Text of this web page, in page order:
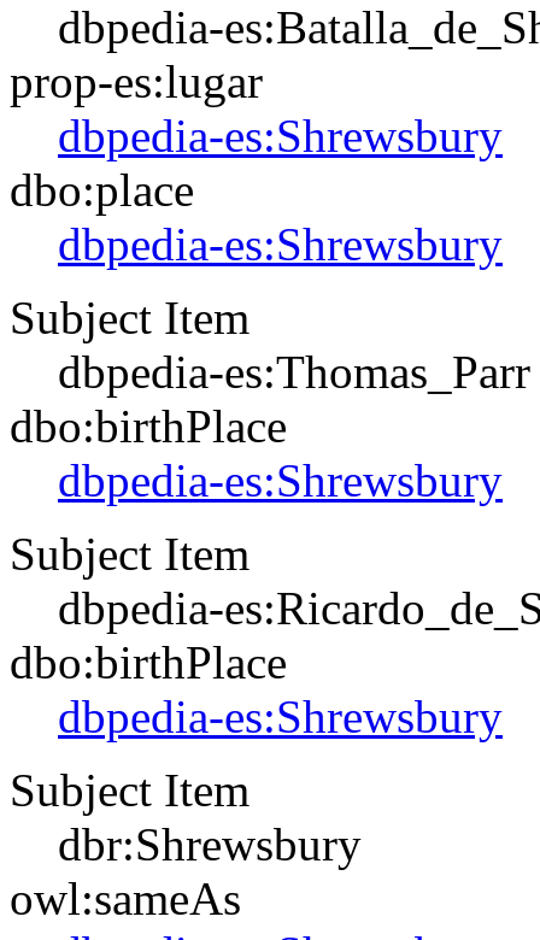
dbpedia-
prop-es:lugar
dbpedia-es:Shrewsbury
dbo:place
dbpedia-es:Shrewsbury
Subject Item
dbpedia-es:Thomas_Parr
dbo:birthPlace
dbpedia-es:Shrewsbury
Subject Item
dbpedia-
dbo:birthPlace
dbpedia-es:Shrewsbury
Subject Item
dbr:Shrewsbury
owl:sameAs